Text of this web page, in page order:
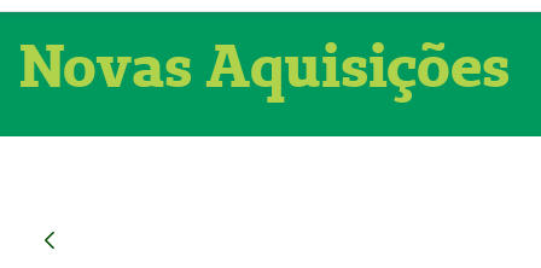
Novas Aquisições